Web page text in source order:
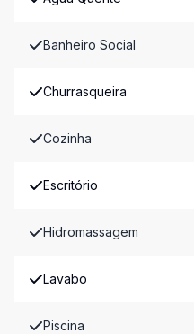
Banheiro Social
Churrasqueira
Cozinha
Escritório
Hidromassagem
Lavabo
Piscina